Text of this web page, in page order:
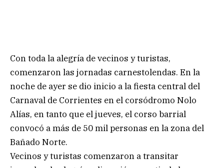
Con toda la alegría de vecinos y turistas,
comenzaron las jornadas carnestolendas. En la
noche de ayer se dio inicio a la fiesta central del
Carnaval de Corrientes en el corsódromo Nolo
Alías, en tanto que el jueves, el corso barrial
convocó a más de 50 mil personas en la zona del
Bañado Norte.
Vecinos y turistas comenzaron a transitar